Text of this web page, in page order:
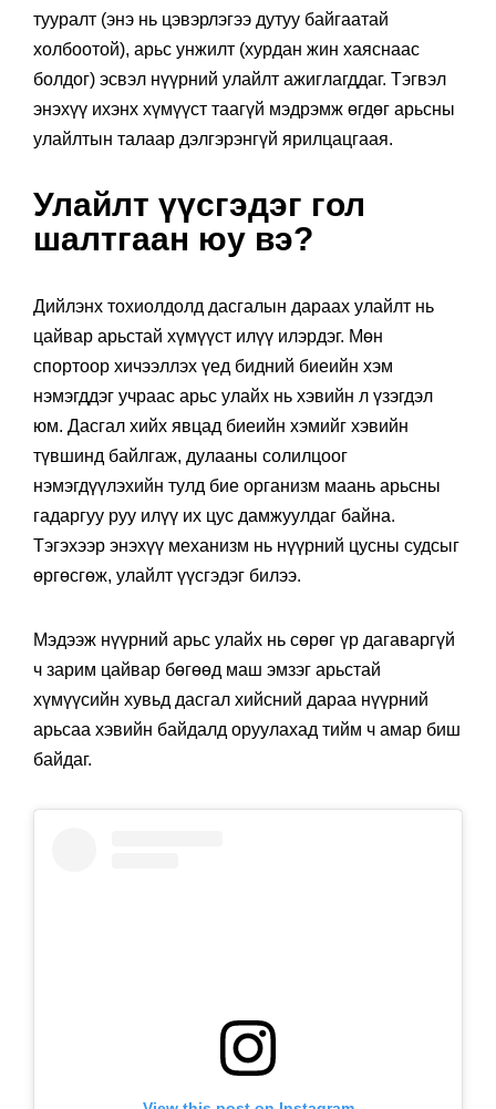
тууралт (энэ нь цэвэрлэгээ дутуу байгаатай
холбоотой), арьс унжилт (хурдан жин хаяснаас
болдог) эсвэл нүүрний улайлт ажиглагддаг. Тэгвэл
энэхүү ихэнх хүмүүст таагүй мэдрэмж өгдөг арьсны
улайлтын талаар дэлгэрэнгүй ярилцацгаая.
Улайлт үүсгэдэг гол
шалтгаан юу вэ?
Дийлэнх тохиолдолд дасгалын дараах улайлт нь
цайвар арьстай хүмүүст илүү илэрдэг. Мөн
спортоор хичээллэх үед бидний биеийн хэм
нэмэгддэг учраас арьс улайх нь хэвийн л үзэгдэл
юм. Дасгал хийх явцад биеийн хэмийг хэвийн
түвшинд байлгаж, дулааны солилцоог
нэмэгдүүлэхийн тулд бие организм маань арьсны
гадаргуу руу илүү их цус дамжуулдаг байна.
Тэгэхээр энэхүү механизм нь нүүрний цусны судсыг
өргөсгөж, улайлт үүсгэдэг билээ.
Мэдээж нүүрний арьс улайх нь сөрөг үр дагаваргүй
ч зарим цайвар бөгөөд маш эмзэг арьстай
хүмүүсийн хувьд дасгал хийсний дараа нүүрний
арьсаа хэвийн байдалд оруулахад тийм ч амар биш
байдаг.